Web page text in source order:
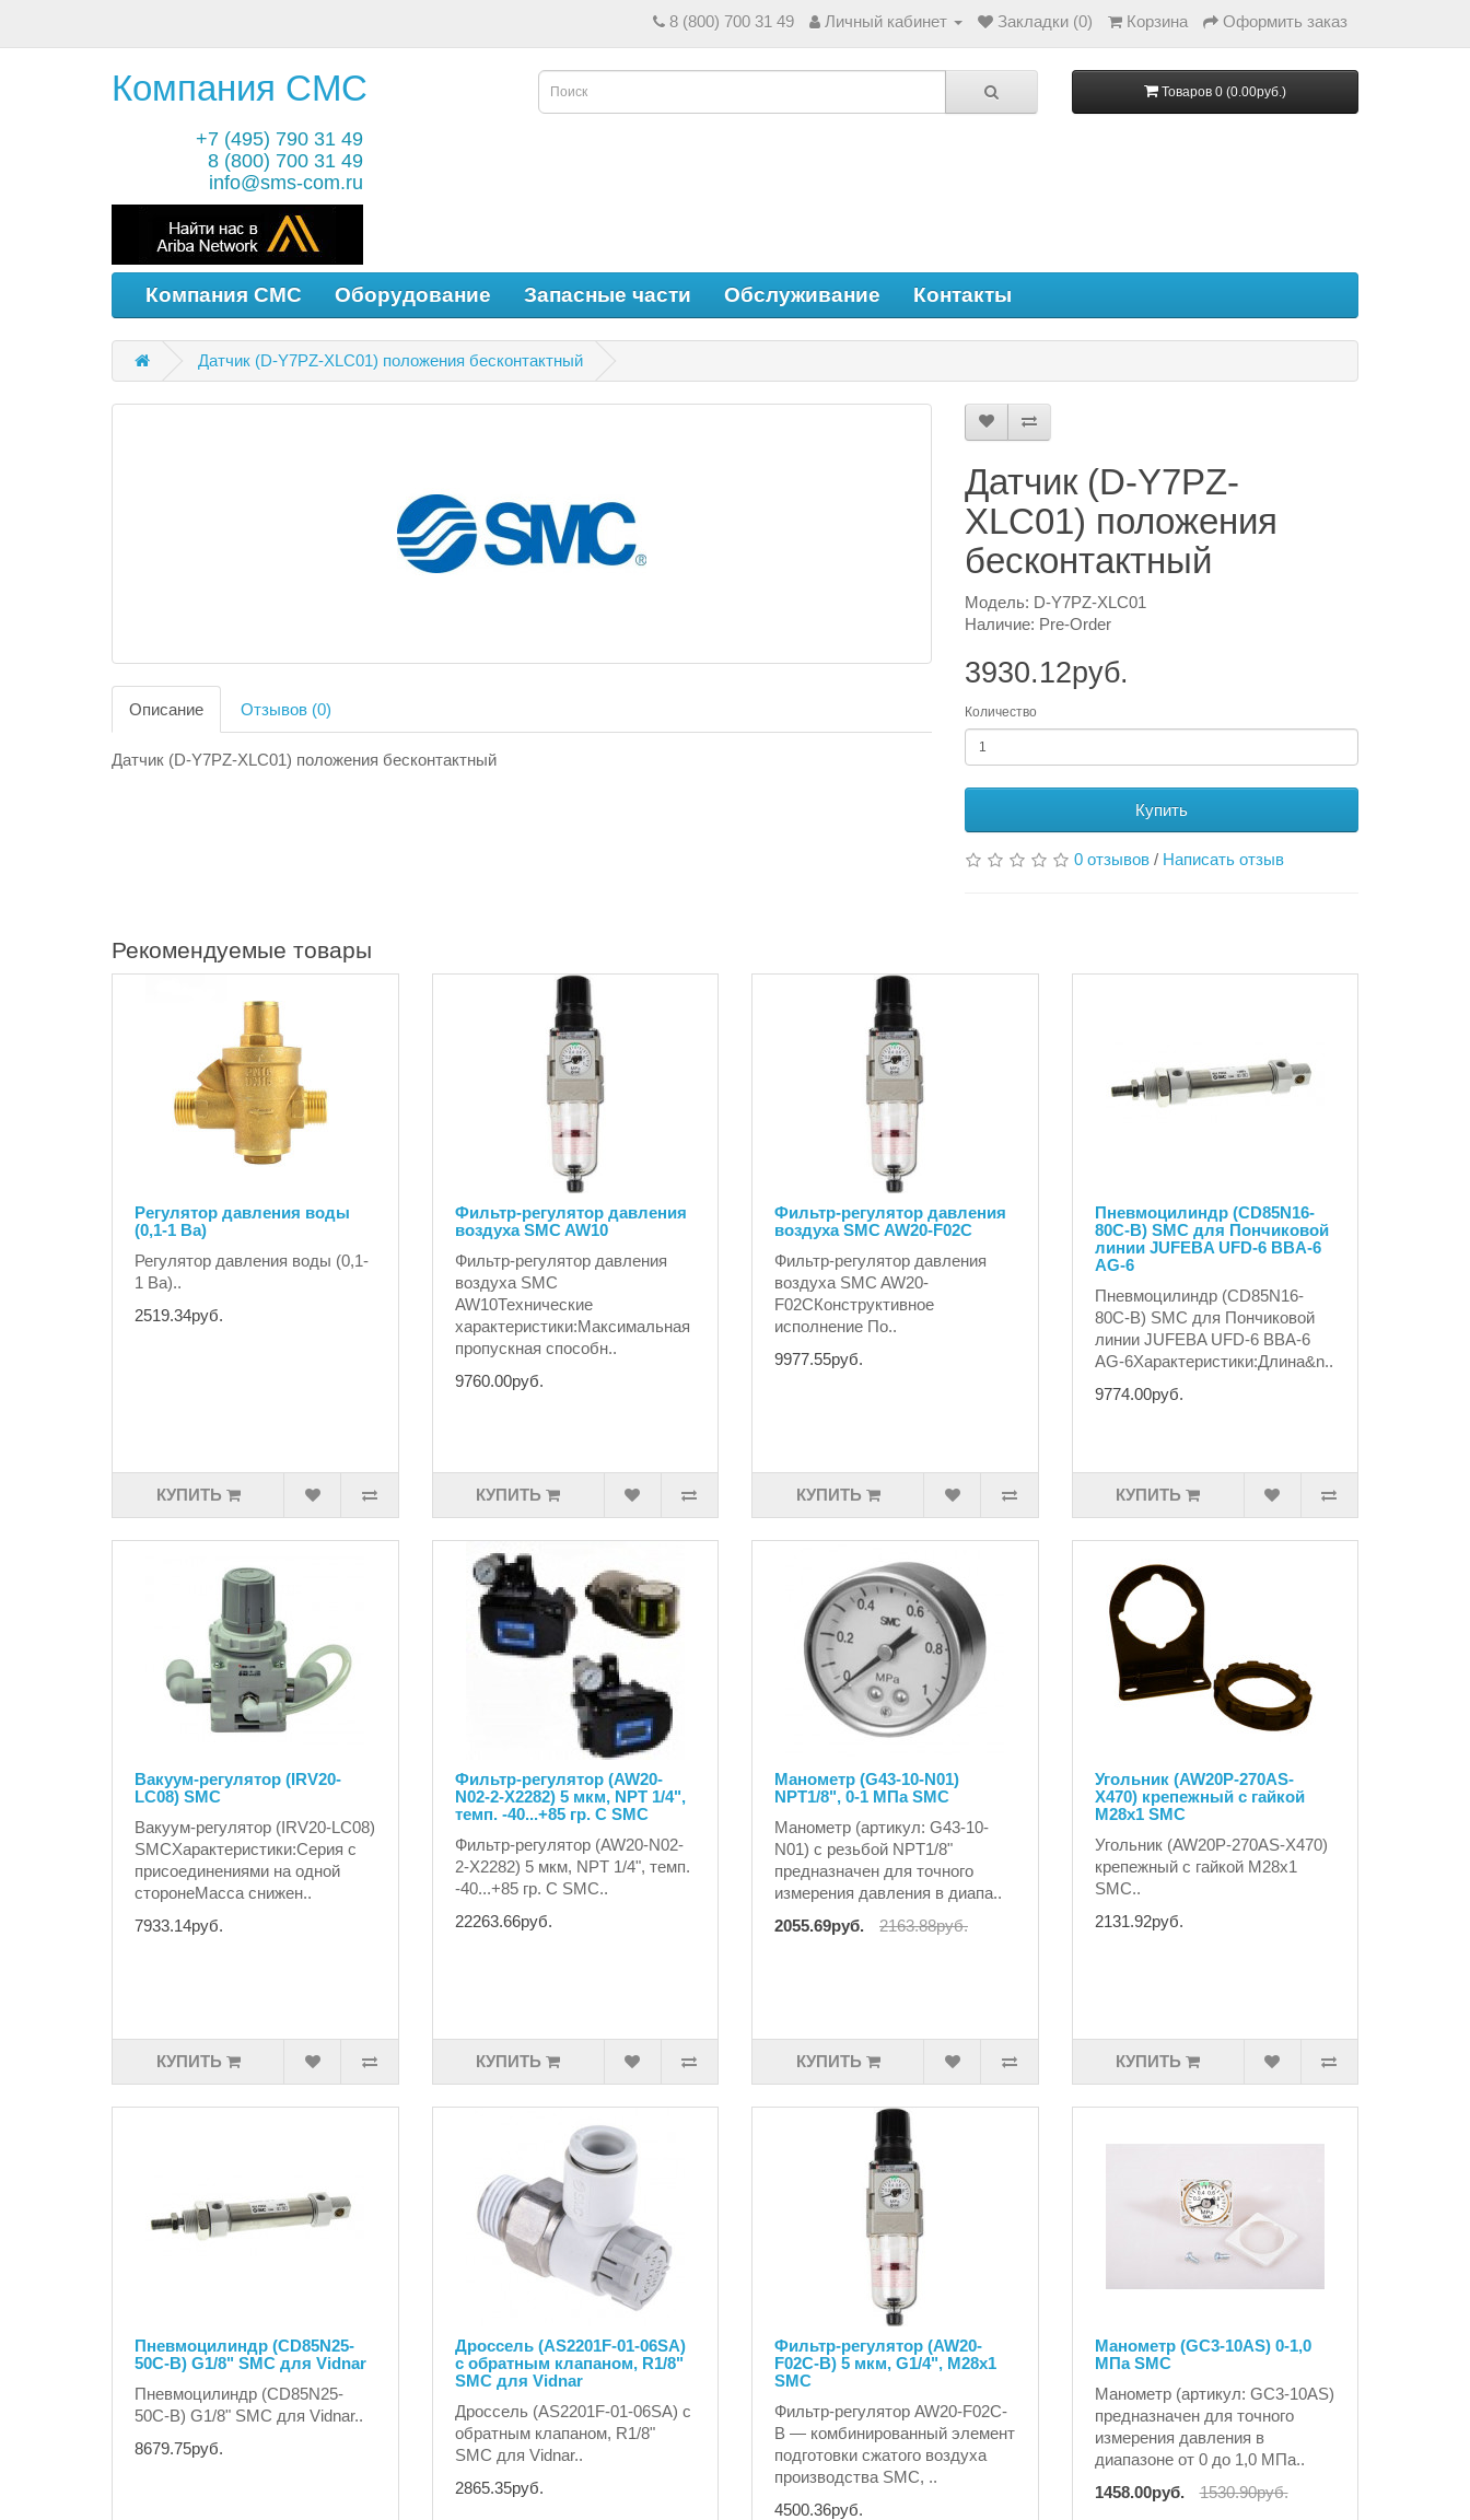
8 (800) 700 31 49 Личный кабинет Закладки (0) Корзина Оформить заказ
Компания СМС
+7 (495) 790 31 49
8 (800) 700 31 49
info@sms-com.ru
Товаров 0 (0.00руб.)
Компания СМС Оборудование Запасные части Обслуживание Контакты
Датчик (D-Y7PZ-XLC01) положения бесконтактный
Описание Отзывов (0)
Датчик (D-Y7PZ-XLC01) положения бесконтактный
Датчик (D-Y7PZ-
XLC01) положения
бесконтактный
Модель: D-Y7PZ-XLC01
Наличие: Pre-Order
3930.12руб.
Количество
Купить
0 отзывов / Написать отзыв
Рекомендуемые товары
Регулятор давления воды
(0,1-1 Ba)
Регулятор давления воды (0,1-
1 Ba)..
2519.34руб.
КУПИТЬ
Фильтр-регулятор давления
воздуха SMC AW10
Фильтр-регулятор давления
воздуха SMC
AW10Технические
характеристики:Максимальная
пропускная способн..
9760.00руб.
КУПИТЬ
Фильтр-регулятор давления
воздуха SMC AW20-F02С
Фильтр-регулятор давления
воздуха SMC AW20-
F02СКонструктивное
исполнение По..
9977.55руб.
КУПИТЬ
Пневмоцилиндр (CD85N16-
80C-B) SMC для Пончиковой
линии JUFEBA UFD-6 BBA-6
AG-6
Пневмоцилиндр (CD85N16-
80C-B) SMC для Пончиковой
линии JUFEBA UFD-6 BBA-6
AG-6Характеристики:Длина&n..
9774.00руб.
КУПИТЬ
Вакуум-регулятор (IRV20-
LC08) SMC
Вакуум-регулятор (IRV20-LC08)
SMCХарактеристики:Серия с
присоединениями на одной
сторонеМасса снижен..
7933.14руб.
КУПИТЬ
Фильтр-регулятор (AW20-
N02-2-X2282) 5 мкм, NPT 1/4",
темп. -40...+85 гр. С SMC
Фильтр-регулятор (AW20-N02-
2-X2282) 5 мкм, NPT 1/4", темп.
-40...+85 гр. С SMC..
22263.66руб.
КУПИТЬ
Манометр (G43-10-N01)
NPT1/8", 0-1 MПа SMC
Манометр (артикул: G43-10-
N01) с резьбой NPT1/8"
предназначен для точного
измерения давления в диапа..
2055.69руб.
2163.88руб.
КУПИТЬ
Угольник (AW20P-270AS-
X470) крепежный с гайкой
М28х1 SMC
Угольник (AW20P-270AS-X470)
крепежный с гайкой М28х1
SMC..
2131.92руб.
КУПИТЬ
Пневмоцилиндр (CD85N25-
50C-B) G1/8" SMC для Vidnar
Пневмоцилиндр (CD85N25-
50C-B) G1/8" SMC для Vidnar..
8679.75руб.
Дроссель (AS2201F-01-06SA)
с обратным клапаном, R1/8"
SMC для Vidnar
Дроссель (AS2201F-01-06SA) с
обратным клапаном, R1/8"
SMC для Vidnar..
2865.35руб.
Фильтр-регулятор (AW20-
F02C-B) 5 мкм, G1/4", M28x1
SMC
Фильтр-регулятор AW20-F02C-
B — комбинированный элемент
подготовки сжатого воздуха
производства SMC, ..
4500.36руб.
Манометр (GC3-10AS) 0-1,0
МПа SMC
Манометр (артикул: GC3-10AS)
предназначен для точного
измерения давления в
диапазоне от 0 до 1,0 МПа..
1458.00руб.
1530.90руб.